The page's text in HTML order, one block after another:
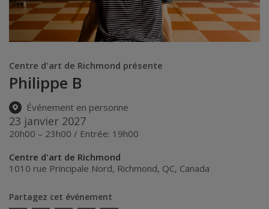
Centre d'art de Richmond présente
Philippe B
Événement en personne
23 janvier 2027
20h00 – 23h00 / Entrée: 19h00
Centre d'art de Richmond
1010 rue Principale Nord, Richmond, QC, Canada
Partagez cet événement